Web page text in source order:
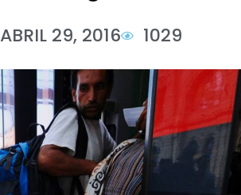
ABRIL 29, 2016 1029